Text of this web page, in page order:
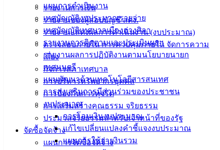
รายงานการเงิน
รายงานของผู้สอบบัญชี สตง.
รายงานแสดงผลการดำเนินงาน (งบประมาณ)
ตรวจสอบภายใน การควบคุมภายใน จัดการความ
เสี่ยง
กิจการสภาเทศบาล
การบริหารทรัพยากรบุคคล
การป้องกันการทุจริต
การเสริมสร้างคุณธรรม จริยธรรม
ประมวลจริยธรรมสำหรับเจ้าหน้าที่ของรัฐ
จัดซื้อจัดจ้าง
แผนการจัดซื้อจัดจ้าง
แผนการดำเนินงาน
เทศบัญญัติงบประมาณรายจ่าย
เทศบัญญัติเทศบาลเมืองอ่างศิลา
รายงานการติดตามและประเมินผลฯ
รายงานผลการปฏิบัติงานตามนโยบายนายก
เทศมนตรี
แผนพัฒนาด้านเทคโนโลยีสารสนเทศ
การส่งเสริมการมีส่วนร่วมของประชาชน
งบประมาณ
การโอนเงินงบประมาณ
แก้ไขเปลี่ยนแปลงคำชี้แจงงบประมาณ
แผนการใช้จ่ายงินรวม
ความรู้
(Knowledge
Management)
เทศบาล
สายตรง
ประวัติ